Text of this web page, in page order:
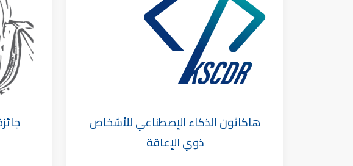
هاكاثون الذكاء الإصطناعي للأشخاص
ذوي الإعاقة